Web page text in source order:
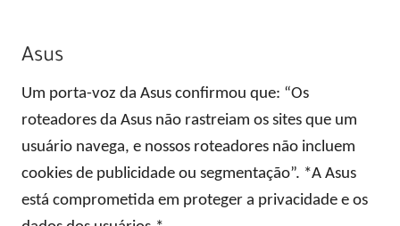
Asus
Um porta-voz da Asus confirmou que: “Os
roteadores da Asus não rastreiam os sites que um
usuário navega, e nossos roteadores não incluem
cookies de publicidade ou segmentação”. *A Asus
está comprometida em proteger a privacidade e os